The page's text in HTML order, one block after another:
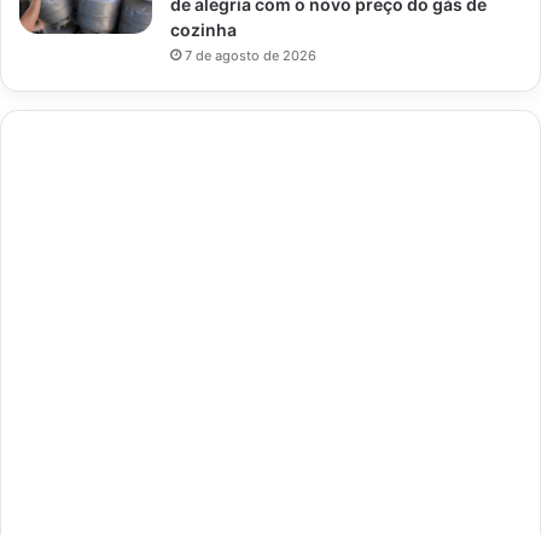
cozinha
7 de agosto de 2026